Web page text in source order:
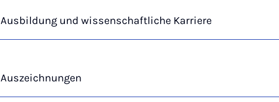
Ausbildung und wissenschaftliche Karriere
Auszeichnungen